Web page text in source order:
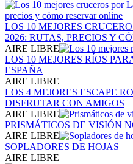
LOS 10 MEJORES
2026: RUTAS, PRECIOS Y
AIRE LIBRE
LOS 10 MEJORES RÍOS
ESPAÑA
AIRE LIBRE
LOS 4 MEJORES ESCAPE
DISFRUTAR CON AMIGOS
AIRE LIBRE
PRISMÁTICOS DE VISIÓN
AIRE LIBRE
SOPLADORES DE HOJAS
AIRE LIBRE